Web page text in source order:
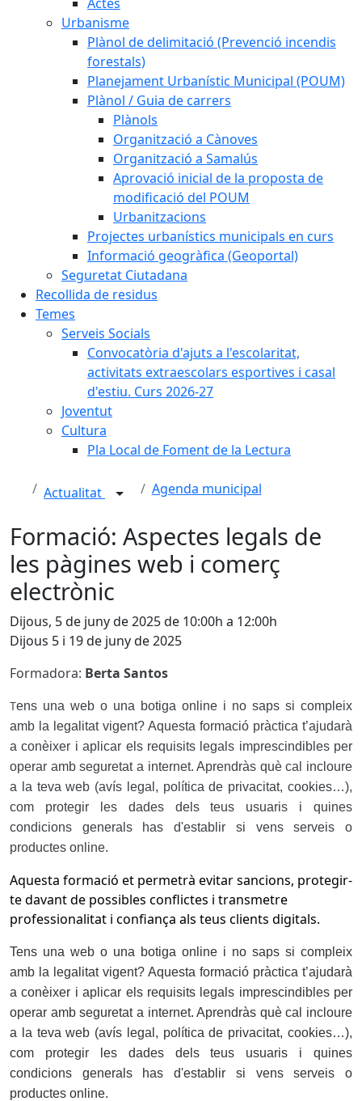
Urbanisme
Plànol de delimitació (Prevenció incendis
forestals)
Planejament Urbanístic Municipal (POUM)
Plànol / Guia de carrers
Plànols
Organització a Cànoves
Organització a Samalús
Aprovació inicial de la proposta de
modificació del POUM
Urbanitzacions
Projectes urbanístics municipals en curs
Informació geogràfica (Geoportal)
Seguretat Ciutadana
Recollida de residus
Temes
Serveis Socials
Convocatòria d'ajuts a l'escolaritat,
activitats extraescolars esportives i casal
d'estiu. Curs 2026-27
Joventut
Cultura
Pla Local de Foment de la Lectura
Actualitat Agenda municipal
Formació: Aspectes legals de
les pàgines web i comerç
electrònic
Dijous, 5 de juny de 2025 de 10:00h a 12:00h
Dijous 5 i 19 de juny de 2025
Formadora: Berta Santos
Tens una web o una botiga online i no saps si compleix
amb la legalitat vigent? Aquesta formació pràctica t’ajudarà
a conèixer i aplicar els requisits legals imprescindibles per
operar amb seguretat a internet. Aprendràs què cal incloure
a la teva web (avís legal, política de privacitat, cookies…),
com protegir les dades dels teus usuaris i quines
condicions generals has d'establir si vens serveis o
productes online.
Aquesta formació et permetrà evitar sancions, protegir-
te davant de possibles conflictes i transmetre
professionalitat i confiança als teus clients digitals.
Tens una web o una botiga online i no saps si compleix
amb la legalitat vigent? Aquesta formació pràctica t’ajudarà
a conèixer i aplicar els requisits legals imprescindibles per
operar amb seguretat a internet. Aprendràs què cal incloure
a la teva web (avís legal, política de privacitat, cookies…),
com protegir les dades dels teus usuaris i quines
condicions generals has d'establir si vens serveis o
productes online.